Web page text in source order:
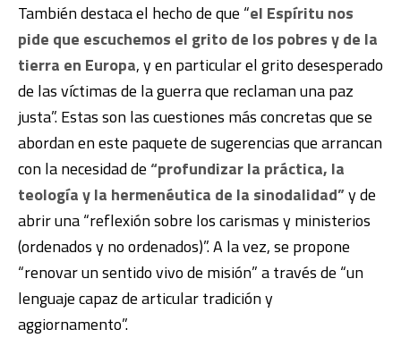
También destaca el hecho de que “el Espíritu nos
pide que escuchemos el grito de los pobres y de la
tierra en Europa, y en particular el grito desesperado
de las víctimas de la guerra que reclaman una paz
justa”. Estas son las cuestiones más concretas que se
abordan en este paquete de sugerencias que arrancan
con la necesidad de“profundizar la práctica, la
teología y la hermenéutica de la sinodalidad”y de
abrir una “reflexión sobre los carismas y ministerios
(ordenados y no ordenados)”. A la vez, se propone
“renovar un sentido vivo de misión” a través de “un
lenguaje capaz de articular tradición y
aggiornamento”.